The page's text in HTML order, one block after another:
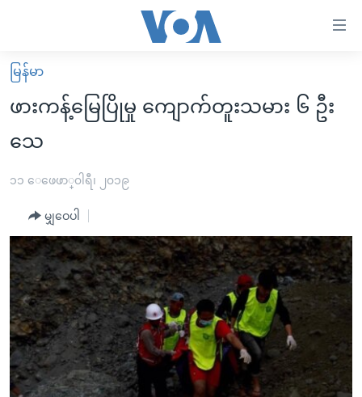
လွယ်ကူ
စေ
များ
အကြောင်းအရာ
သို့
ကျော်
ကြည့်
ရန်
ပင်မ
အ
ညွန်း
မူလစာမျက်နှာ
မြန်မာ
ကမ္ဘာ့သတင်းများ
အစ္စရေး-ပါလက်စတိုင်း
ရပ်ဝန်းတခု လမ်းတခု အလွန်
အင်္ဂလိပ်စာလေ့လာမယ်
အမေရိကန်သုံးအီဒီယံ
မကြေးမုံရဲ့ အင်္ဂလိပ်စာ
ရုပ်ရှင်ထဲက အင်္ဂလိပ်စာ
သုတပဒေသာ အင်္ဂလိပ်စာ
အပတ်စဉ်ကဏ္ဍများ
ရေဒီယို
တီဗွီ
ရေဒီယိုနှင့်ရုပ်သံ အချက်အလက်များ
ရေဒီယို/တီဗွီအစီအစဉ်
Learning English
မြန်မာ
ဖားကန့်မြေပြိုမှု ကျောက်တူးသမား ၆ ဦး
သေ
၁၁ ေဖေဖာ္၀ါရီ၊ ၂၀၁၉
မျှဝေပါ